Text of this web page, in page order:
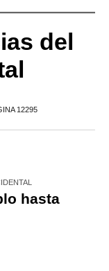
del
12295
hasta